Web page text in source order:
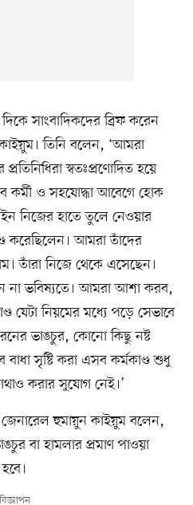
সাংবাদিকদের ব্রিফ করেন
তিনি বলেন, ‘আমরা
স্বতঃপ্রণোদিত হয়ে
কর্মী ও সহযোদ্ধা আবেগে হোক
নিজের হাতে তুলে নেওয়ার
করেছিলেন। আমরা তাঁদের
তাঁরা নিজে থেকে এসেছেন।
ভবিষ্যতে। আমরা আশা করব,
যেটা নিয়মের মধ্যে পড়ে সেভাবে
ভাঙচুর, কোনো কিছু নষ্ট
বাধা সৃষ্টি করা এসব কর্মকাণ্ড শুধু
করার সুযোগ নেই।’
জেনারেল হুমায়ুন কাইয়ুম বলেন,
বা হামলার প্রমাণ পাওয়া